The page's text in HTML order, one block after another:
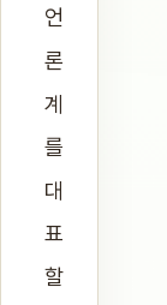
언
론
계
를
대
표
할